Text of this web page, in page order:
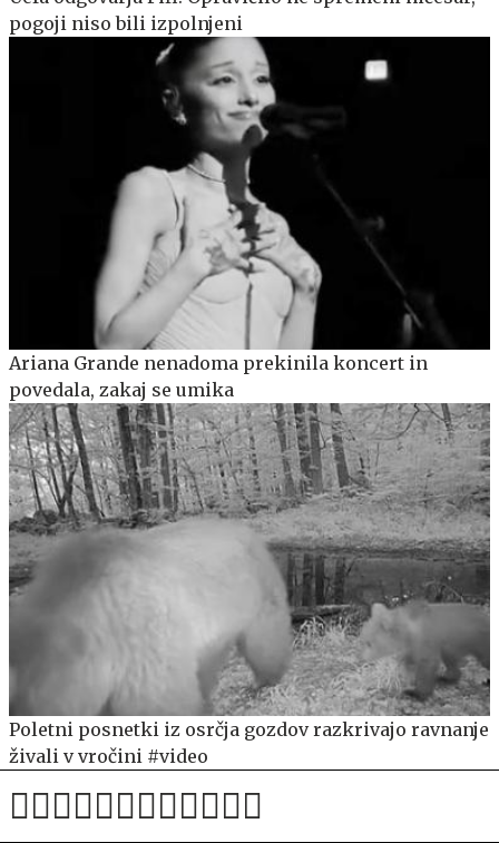
pogoji niso bili izpolnjeni
Ariana Grande nenadoma prekinila koncert in
povedala, zakaj se umika
Poletni posnetki iz osrčja gozdov razkrivajo ravnanje
živali v vročini #video